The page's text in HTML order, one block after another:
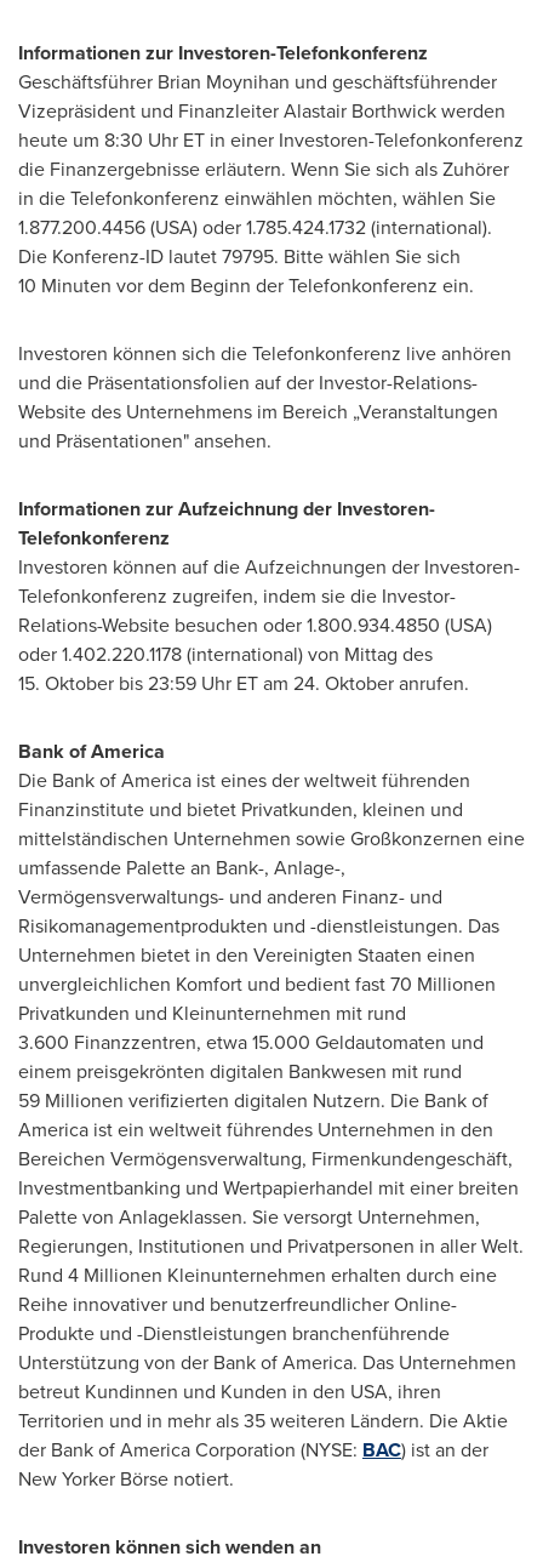
Informationen zur Investoren-Telefonkonferenz
Geschäftsführer Brian Moynihan und geschäftsführender
Vizepräsident und Finanzleiter Alastair Borthwick werden
heute um 8:30 Uhr ET in einer Investoren-Telefonkonferenz
die Finanzergebnisse erläutern. Wenn Sie sich als Zuhörer
in die Telefonkonferenz einwählen möchten, wählen Sie
1.877.200.4456 (USA) oder 1.785.424.1732 (international).
Die Konferenz-ID lautet 79795. Bitte wählen Sie sich
10 Minuten vor dem Beginn der Telefonkonferenz ein.
Investoren können sich die Telefonkonferenz live anhören
und die Präsentationsfolien auf der Investor-Relations-
Website des Unternehmens im Bereich „Veranstaltungen
und Präsentationen" ansehen.
Informationen zur Aufzeichnung der Investoren-
Telefonkonferenz
Investoren können auf die Aufzeichnungen der Investoren-
Telefonkonferenz zugreifen, indem sie die Investor-
Relations-Website besuchen oder 1.800.934.4850 (USA)
oder 1.402.220.1178 (international) von Mittag des
15. Oktober bis 23:59 Uhr ET am 24. Oktober anrufen.
Bank of America
Die Bank of America ist eines der weltweit führenden
Finanzinstitute und bietet Privatkunden, kleinen und
mittelständischen Unternehmen sowie Großkonzernen eine
umfassende Palette an Bank-, Anlage-,
Vermögensverwaltungs- und anderen Finanz- und
Risikomanagementprodukten und -dienstleistungen. Das
Unternehmen bietet in den Vereinigten Staaten einen
unvergleichlichen Komfort und bedient fast 70 Millionen
Privatkunden und Kleinunternehmen mit rund
3.600 Finanzzentren, etwa 15.000 Geldautomaten und
einem preisgekrönten digitalen Bankwesen mit rund
59 Millionen verifizierten digitalen Nutzern. Die Bank of
America ist ein weltweit führendes Unternehmen in den
Bereichen Vermögensverwaltung, Firmenkundengeschäft,
Investmentbanking und Wertpapierhandel mit einer breiten
Palette von Anlageklassen. Sie versorgt Unternehmen,
Regierungen, Institutionen und Privatpersonen in aller Welt.
Rund 4 Millionen Kleinunternehmen erhalten durch eine
Reihe innovativer und benutzerfreundlicher Online-
Produkte und -Dienstleistungen branchenführende
Unterstützung von der Bank of America. Das Unternehmen
betreut Kundinnen und Kunden in den USA, ihren
Territorien und in mehr als 35 weiteren Ländern. Die Aktie
der Bank of America Corporation (NYSE: BAC) ist an der
New Yorker Börse notiert.
Investoren können sich wenden an